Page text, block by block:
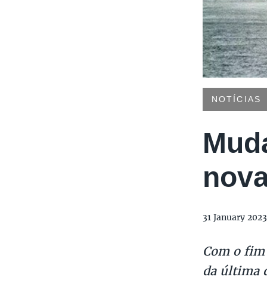
NOTÍCIAS
31 January 2023
Com o
da última